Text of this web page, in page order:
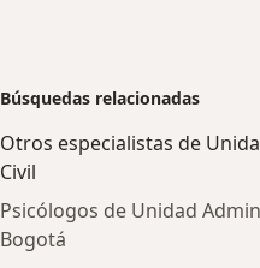
Búsquedas relacionadas
Otros especialistas de
Civil
Psicólogos de Unidad
Bogotá